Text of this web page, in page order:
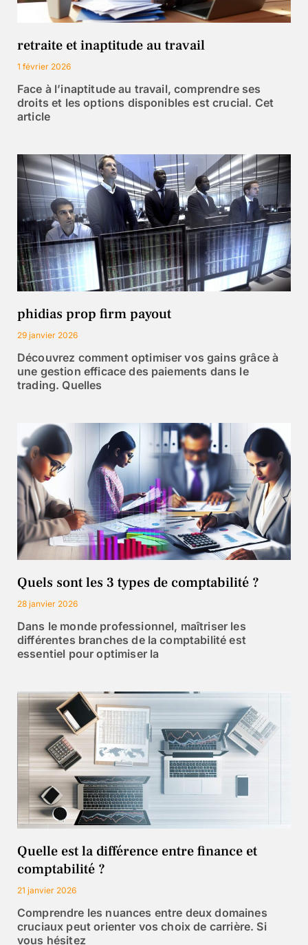
retraite et inaptitude au travail
1 février 2026
Face à l’inaptitude au travail, comprendre ses
droits et les options disponibles est crucial. Cet
article
phidias prop firm payout
29 janvier 2026
Découvrez comment optimiser vos gains grâce à
une gestion efficace des paiements dans le
trading. Quelles
Quels sont les 3 types de comptabilité ?
28 janvier 2026
Dans le monde professionnel, maîtriser les
différentes branches de la comptabilité est
essentiel pour optimiser la
Quelle est la différence entre finance et
comptabilité ?
21 janvier 2026
Comprendre les nuances entre deux domaines
cruciaux peut orienter vos choix de carrière. Si
vous hésitez